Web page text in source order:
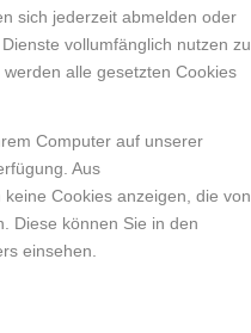
sich jederzeit abmelden oder
vollumfänglich nutzen zu
alle gesetzten Cookies
Computer auf unserer
Aus
Cookies anzeigen, die von
Diese können Sie in den
einsehen.